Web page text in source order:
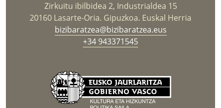
Zirkuitu ibilbidea 2, Industrialdea 15
20160 Lasarte-Oria. Gipuzkoa. Euskal Herria
bizibaratzea@bizibaratzea.eus
+34 943371545